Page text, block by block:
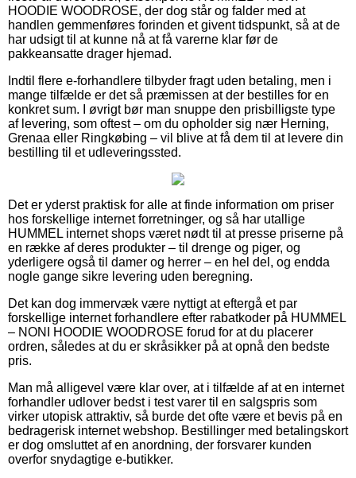
HOODIE WOODROSE, der dog står og falder med at
handlen gemmenføres forinden et givent tidspunkt, så at de
har udsigt til at kunne nå at få varerne klar før de
pakkeansatte drager hjemad.
Indtil flere e-forhandlere tilbyder fragt uden betaling, men i
mange tilfælde er det så præmissen at der bestilles for en
konkret sum. I øvrigt bør man snuppe den prisbilligste type
af levering, som oftest – om du opholder sig nær Herning,
Grenaa eller Ringkøbing – vil blive at få dem til at levere din
bestilling til et udleveringssted.
Det er yderst praktisk for alle at finde information om priser
hos forskellige internet forretninger, og så har utallige
HUMMEL internet shops været nødt til at presse priserne på
en række af deres produkter – til drenge og piger, og
yderligere også til damer og herrer – en hel del, og endda
nogle gange sikre levering uden beregning.
Det kan dog immervæk være nyttigt at eftergå et par
forskellige internet forhandlere efter rabatkoder på HUMMEL
– NONI HOODIE WOODROSE forud for at du placerer
ordren, således at du er skråsikker på at opnå den bedste
pris.
Man må alligevel være klar over, at i tilfælde af at en internet
forhandler udlover bedst i test varer til en salgspris som
virker utopisk attraktiv, så burde det ofte være et bevis på en
bedragerisk internet webshop. Bestillinger med betalingskort
er dog omsluttet af en anordning, der forsvarer kunden
overfor snydagtige e-butikker.